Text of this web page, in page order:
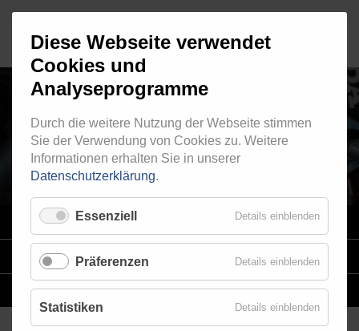
AUSSENGEWINDE - FEST 521
VARIO
STAHLFLEX-LEITUNGSKITS FÜR MOTORRÄDER
EINZELLEITUNGENNACH MASS
Diese Webseite verwendet
Cookies und
Analyseprogramme
Durch die weitere Nutzung der Webseite stimmen
Sie der Verwendung von Cookies zu. Weitere
Informationen erhalten Sie in unserer
Datenschutzerklärung.
Essenziell Details einblenden
Präferenzen Details einblenden
Statistiken Details einblenden